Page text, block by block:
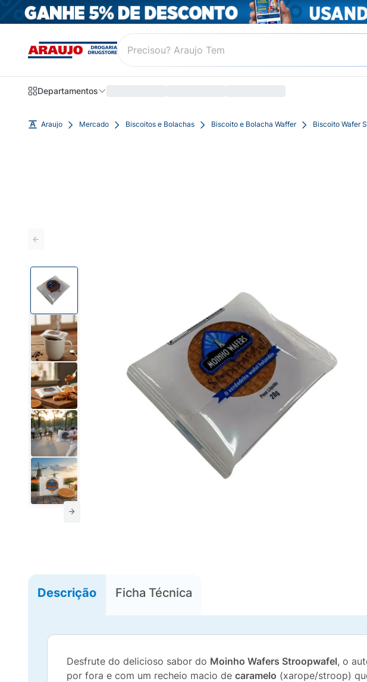
Departamentos
Araujo Mercado Biscoitos e Bolachas Biscoito e Bolacha Waffer Biscoito Wafer
Descrição Ficha Técnica
Desfrute do delicioso sabor do Moinho Wafers Stroopwafel, o
por fora e com um recheio macio de caramelo (xarope/stroop)